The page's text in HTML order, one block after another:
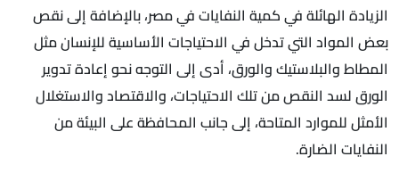
الزيادة الهائلة في كمية النفايات في مصر، بالإضافة إلى نقص
بعض المواد التي تدخل في الاحتياجات الأساسية للإنسان مثل
المطاط والبلاستيك والورق، أدى إلى التوجه نحو إعادة تدوير
الورق لسد النقص من تلك الاحتياجات، والاقتصاد والاستغلال
الأمثل للموارد المتاحة، إلى جانب المحافظة على البيئة من
النفايات الضارة.